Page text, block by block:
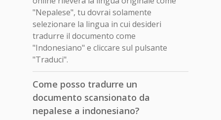
"Nepalese", tu dovrai solamente
selezionare la lingua in cui desideri
tradurre il documento come
"Indonesiano" e cliccare sul pulsante
"Traduci".
Come posso tradurre un
documento scansionato da
nepalese a indonesiano?